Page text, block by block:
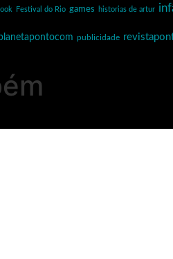
Festival do Rio games historias de artur
publicidade